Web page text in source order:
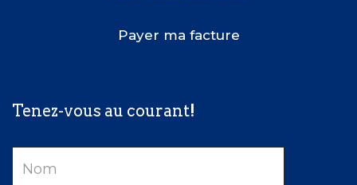
Payer ma facture
Tenez-vous au courant!
Nom